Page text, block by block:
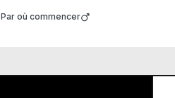
Par où commencer